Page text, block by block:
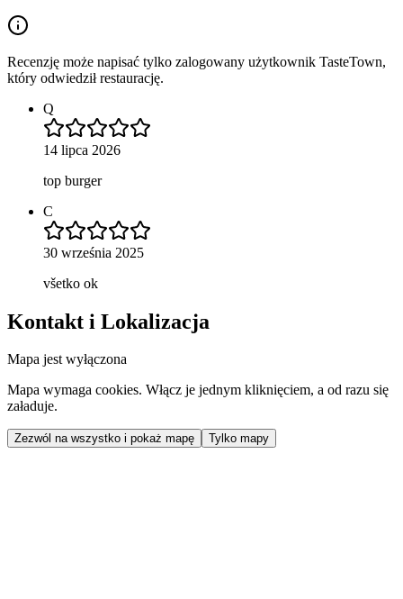
Recenzję może napisać tylko zalogowany użytkownik TasteTown,
który odwiedził restaurację.
Q
14 lipca 2026
top burger
C
30 września 2025
všetko ok
Kontakt i Lokalizacja
Mapa jest wyłączona
Mapa wymaga cookies. Włącz je jednym kliknięciem, a od razu się
załaduje.
Zezwól na wszystko i pokaż mapę Tylko mapy